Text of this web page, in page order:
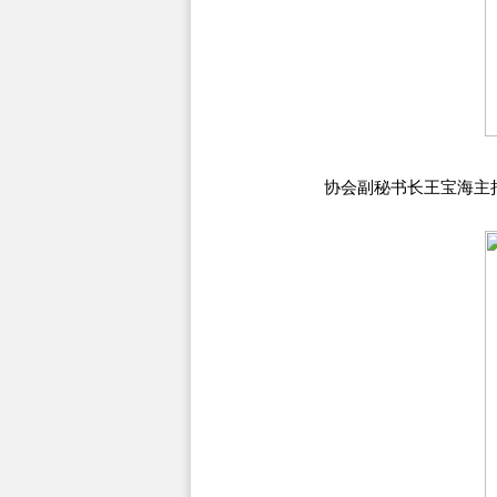
协会副秘书长王宝海主